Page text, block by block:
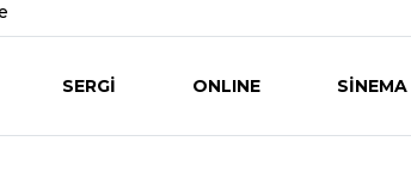
SERGİ ONLINE SİNEMA